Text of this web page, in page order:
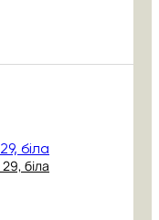
біла